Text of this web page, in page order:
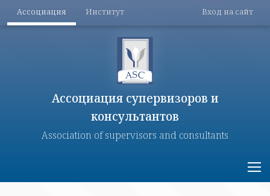
Перейти к основному содержанию
Меню разделов
Ассоциация Институт Меню
Вход на сайт
Ассоциация супервизоров и
консультантов
Association of supervisors and consultants